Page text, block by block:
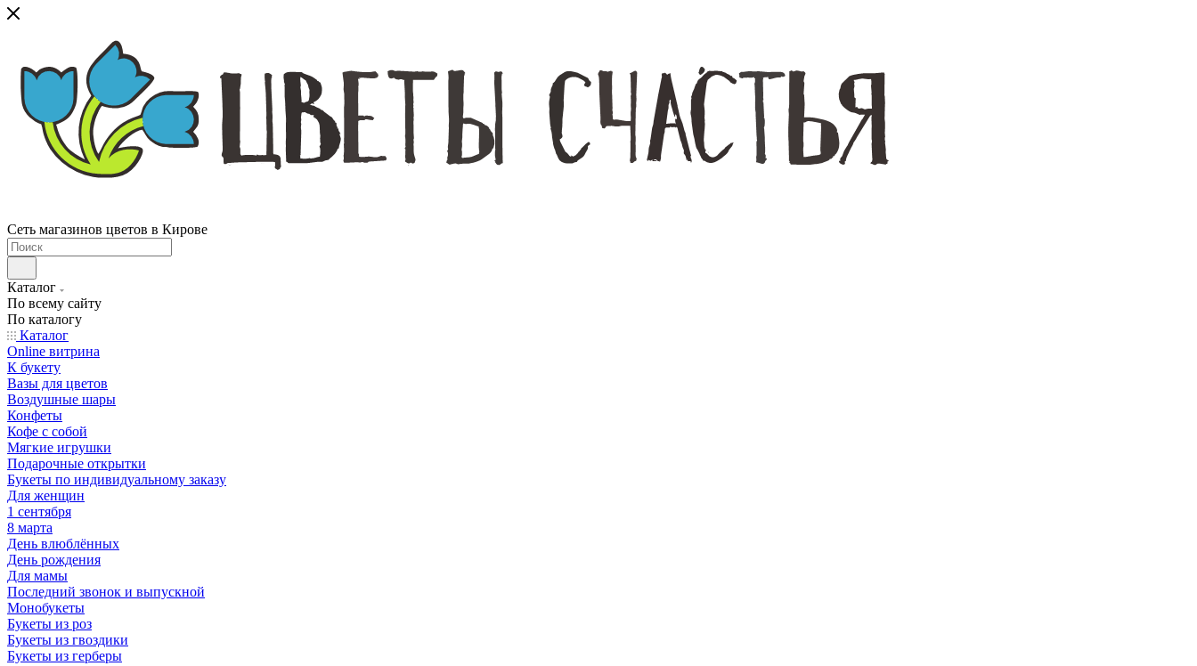
Сеть магазинов цветов в Кирове
Каталог
По всему сайту
По каталогу
Каталог
Online витрина
К букету
Вазы для цветов
Воздушные шары
Конфеты
Кофе с собой
Мягкие игрушки
Подарочные открытки
Букеты по индивидуальному заказу
Для женщин
1 сентября
8 марта
День влюблённых
День рождения
Для мамы
Последний звонок и выпускной
Монобукеты
Букеты из роз
Букеты из гвоздики
Букеты из герберы